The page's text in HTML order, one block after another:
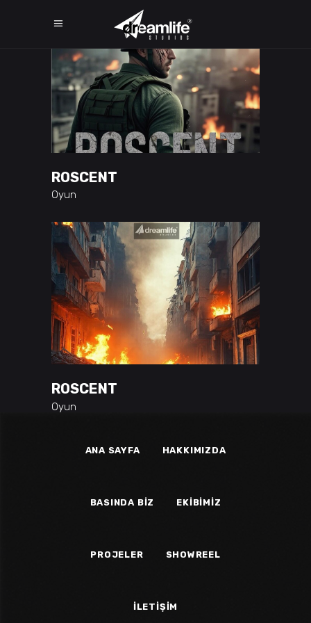
ROSCENT
Oyun
ROSCENT
Oyun
ANA SAYFA HAKKIMIZDA
BASINDA BIZ EKIBIMIZ
PROJELER SHOWREEL
İLETIŞIM